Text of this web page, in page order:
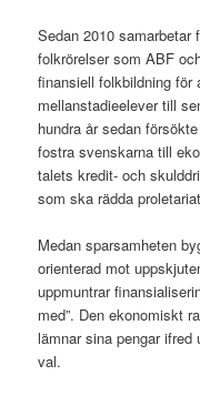
Sedan 2010 samarbetar
folkrörelser som ABF
finansiell folkbildning för
mellanstadieelever till
hundra år sedan
fostra svenskarna till
talets kredit- och
som ska rädda
Medan sparsamheten
orienterad mot
uppmuntrar
med”. Den ekonomiskt
lämnar sina pengar
val.